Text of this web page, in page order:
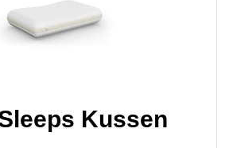
Kussen